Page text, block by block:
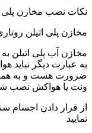
نکات نصب مخازن پلی
مخازن پلی اتیلن
مخازن آب پلی اتیلن به
به عبارت دیگر نباید
ضرورت هست و به همین
ونت یا هواکش نصب
از قرار دادن اجسام
نمایید